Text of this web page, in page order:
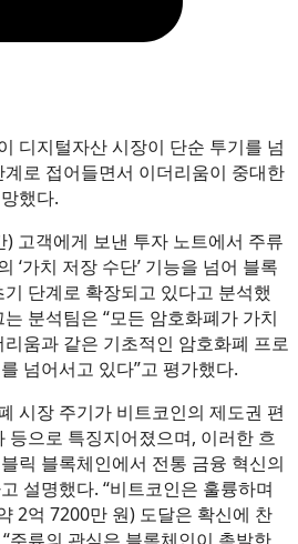
디지털자산 시장이 단순 투기를 넘
로 접어들면서 이더리움이 중대한
했다.
고객에게 보낸 투자 노트에서 주류
‘가치 저장 수단’ 기능을 넘어 블록
단계로 확장되고 있다고 분석했
분석팀은 “모든 암호화폐가 가치
움과 같은 기초적인 암호화폐 프로
넘어서고 있다”고 평가했다.
시장 주기가 비트코인의 제도권 편
등으로 특징지어졌으며, 이러한 흐
릭 블록체인에서 전통 금융 혁신의
설명했다. “비트코인은 훌륭하며
2억 7200만 원) 도달은 확신에 찬